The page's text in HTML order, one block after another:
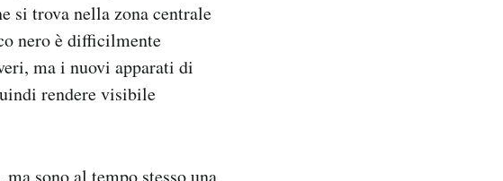
si trova nella zona centrale
nero è difficilmente
ma i nuovi apparati di
rendere visibile